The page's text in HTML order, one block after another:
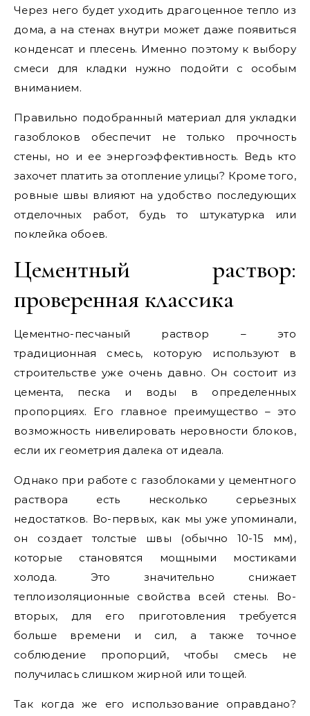
Через него будет уходить драгоценное тепло из
дома, а на стенах внутри может даже появиться
конденсат и плесень. Именно поэтому к выбору
смеси для кладки нужно подойти с особым
вниманием.
Правильно подобранный материал для укладки
газоблоков обеспечит не только прочность
стены, но и ее энергоэффективность. Ведь кто
захочет платить за отопление улицы? Кроме того,
ровные швы влияют на удобство последующих
отделочных работ, будь то штукатурка или
поклейка обоев.
Цементный раствор:
проверенная классика
Цементно-песчаный раствор – это
традиционная смесь, которую используют в
строительстве уже очень давно. Он состоит из
цемента, песка и воды в определенных
пропорциях. Его главное преимущество – это
возможность нивелировать неровности блоков,
если их геометрия далека от идеала.
Однако при работе с газоблоками у цементного
раствора есть несколько серьезных
недостатков. Во-первых, как мы уже упоминали,
он создает толстые швы (обычно 10-15 мм),
которые становятся мощными мостиками
холода. Это значительно снижает
теплоизоляционные свойства всей стены. Во-
вторых, для его приготовления требуется
больше времени и сил, а также точное
соблюдение пропорций, чтобы смесь не
получилась слишком жирной или тощей.
Так когда же его использование оправдано?